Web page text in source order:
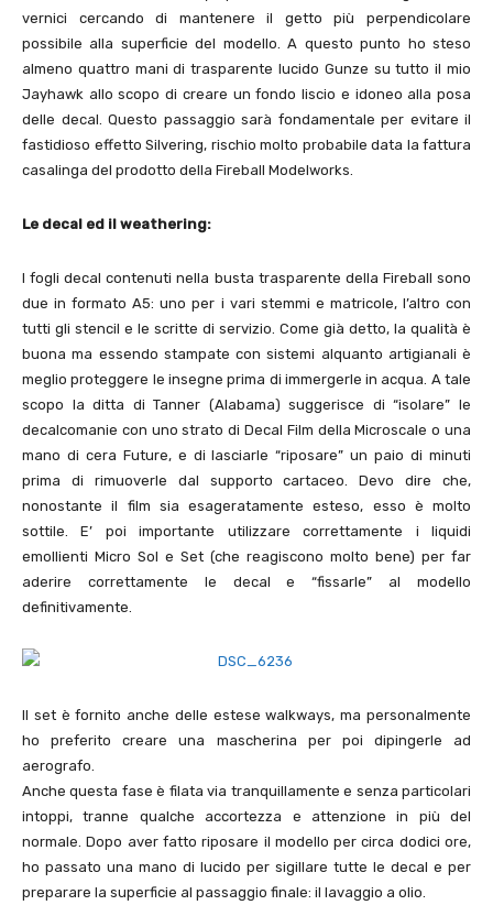
vernici cercando di mantenere il getto più perpendicolare
possibile alla superficie del modello. A questo punto ho steso
almeno quattro mani di trasparente lucido Gunze su tutto il mio
Jayhawk allo scopo di creare un fondo liscio e idoneo alla posa
delle decal. Questo passaggio sarà fondamentale per evitare il
fastidioso effetto Silvering, rischio molto probabile data la fattura
casalinga del prodotto della Fireball Modelworks.
Le decal ed il weathering:
I fogli decal contenuti nella busta trasparente della Fireball sono
due in formato A5: uno per i vari stemmi e matricole, l’altro con
tutti gli stencil e le scritte di servizio. Come già detto, la qualità è
buona ma essendo stampate con sistemi alquanto artigianali è
meglio proteggere le insegne prima di immergerle in acqua. A tale
scopo la ditta di Tanner (Alabama) suggerisce di “isolare” le
decalcomanie con uno strato di Decal Film della Microscale o una
mano di cera Future, e di lasciarle “riposare” un paio di minuti
prima di rimuoverle dal supporto cartaceo. Devo dire che,
nonostante il film sia esageratamente esteso, esso è molto
sottile. E’ poi importante utilizzare correttamente i liquidi
emollienti Micro Sol e Set (che reagiscono molto bene) per far
aderire correttamente le decal e “fissarle” al modello
definitivamente.
Il set è fornito anche delle estese walkways, ma personalmente
ho preferito creare una mascherina per poi dipingerle ad
aerografo.
Anche questa fase è filata via tranquillamente e senza particolari
intoppi, tranne qualche accortezza e attenzione in più del
normale. Dopo aver fatto riposare il modello per circa dodici ore,
ho passato una mano di lucido per sigillare tutte le decal e per
preparare la superficie al passaggio finale: il lavaggio a olio.